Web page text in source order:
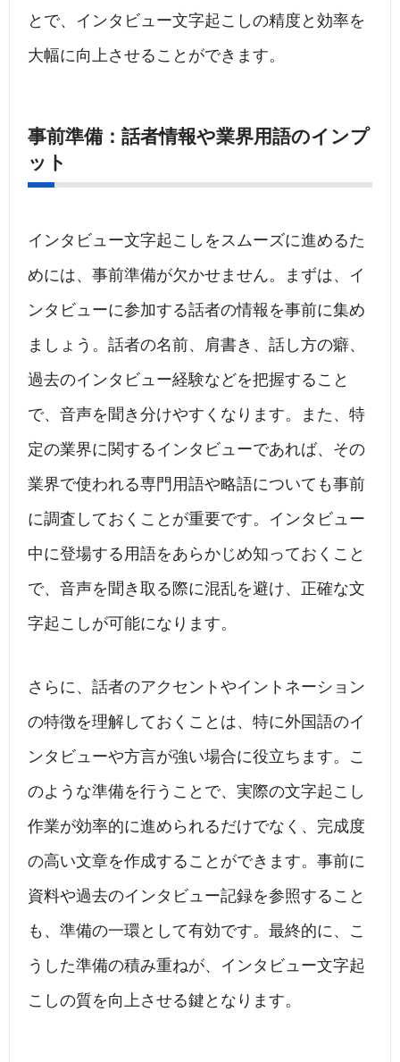
とで、インタビュー文字起こしの精度と効率を
大幅に向上させることができます。
事前準備：話者情報や業界用語のインプ
ット
インタビュー文字起こしをスムーズに進めるた
めには、事前準備が欠かせません。まずは、イ
ンタビューに参加する話者の情報を事前に集め
ましょう。話者の名前、肩書き、話し方の癖、
過去のインタビュー経験などを把握すること
で、音声を聞き分けやすくなります。また、特
定の業界に関するインタビューであれば、その
業界で使われる専門用語や略語についても事前
に調査しておくことが重要です。インタビュー
中に登場する用語をあらかじめ知っておくこと
で、音声を聞き取る際に混乱を避け、正確な文
字起こしが可能になります。
さらに、話者のアクセントやイントネーション
の特徴を理解しておくことは、特に外国語のイ
ンタビューや方言が強い場合に役立ちます。こ
のような準備を行うことで、実際の文字起こし
作業が効率的に進められるだけでなく、完成度
の高い文章を作成することができます。事前に
資料や過去のインタビュー記録を参照すること
も、準備の一環として有効です。最終的に、こ
うした準備の積み重ねが、インタビュー文字起
こしの質を向上させる鍵となります。